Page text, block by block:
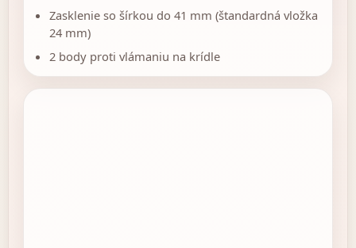
Zasklenie so šírkou do 41 mm (štandardná vložka
24 mm)
2 body proti vlámaniu na krídle